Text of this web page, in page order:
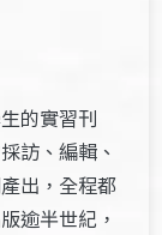
的實習刊
訪、編輯、
出，全程都
逾半世紀，